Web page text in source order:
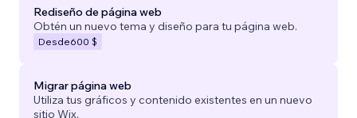
Rediseño de página web
Obtén un nuevo tema y diseño para tu página web.
Desde600 $
Migrar página web
Utiliza tus gráficos y contenido existentes en un nuevo
sitio Wix.